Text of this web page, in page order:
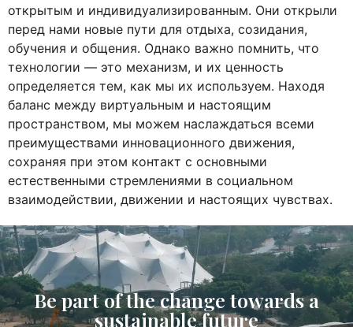
открытым и индивидуализированным. Они открыли
перед нами новые пути для отдыха, созидания,
обучения и общения. Однако важно помнить, что
технологии — это механизм, и их ценность
определяется тем, как мы их используем. Находя
баланс между виртуальным и настоящим
пространством, мы можем наслаждаться всеми
преимуществами инновационного движения,
сохраняя при этом контакт с основными
естественными стремлениями в социальном
взаимодействии, движении и настоящих чувствах.
Be part of the change towards a
sustainable future